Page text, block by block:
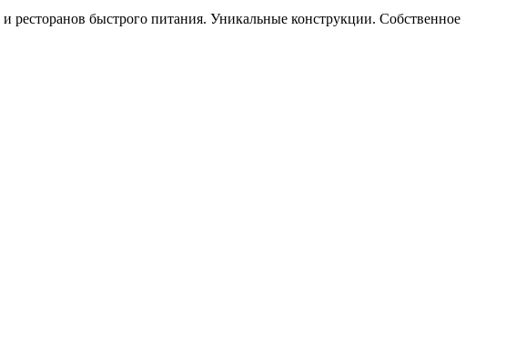
ресторанов быстрого питания. Уникальные конструкции. Собственное